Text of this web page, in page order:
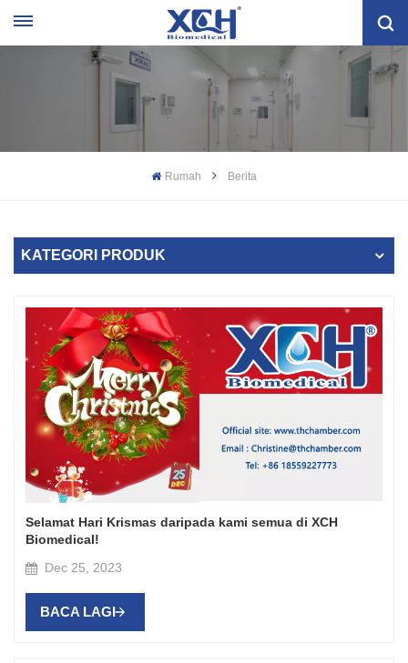
Rumah Berita
KATEGORI PRODUK
Selamat Hari Krismas daripada kami semua di XCH
Biomedical!
Dec 25, 2023
BACA LAGI